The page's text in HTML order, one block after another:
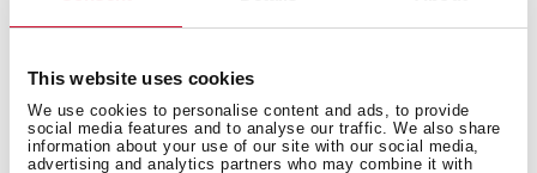
This website uses cookies
We use cookies to personalise content and ads, to provide
social media features and to analyse our traffic. We also share
information about your use of our site with our social media,
advertising and analytics partners who may combine it with
Funkcja FreshAir
Silnik EcoPower
3 prędkości + 1 intensywna
Wydajność wyciągu przy prędkości intensywnej
(m³/h): 698